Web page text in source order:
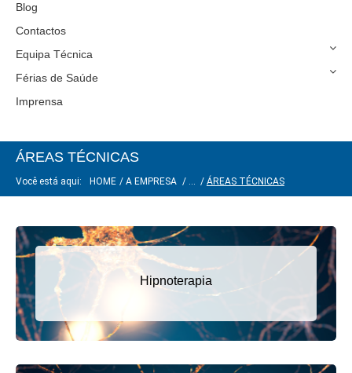
Blog
Contactos
Equipa Técnica
Férias de Saúde
Imprensa
ÁREAS TÉCNICAS
Você está aqui: HOME / A EMPRESA / ... / ÁREAS TÉCNICAS
Hipnoterapia